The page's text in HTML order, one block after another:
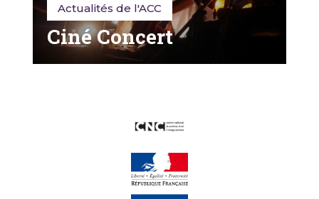
Actualités de l'ACC
Ciné Concert